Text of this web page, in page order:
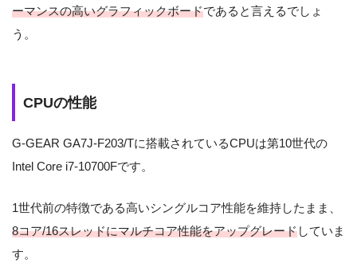
ーマンスの高いグラフィックボードであると言えるでしょ
う。
CPUの性能
G-GEAR GA7J-F203/Tに搭載されているCPUは第10世代の
Intel Core i7-10700Fです。
1世代前の特徴である高いシングルコア性能を維持したまま、
8コア/16スレッドにマルチコア性能をアップグレードしていま
す。